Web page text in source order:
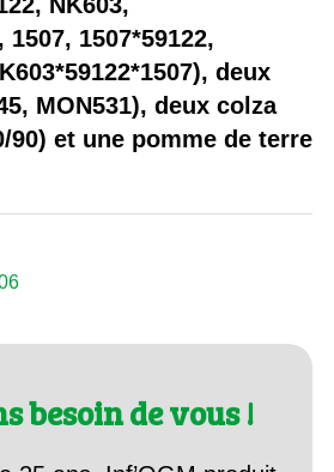
1507, 1507*59122,
deux
MON531), deux colza
90) et une pomme de terre
besoin de vous !